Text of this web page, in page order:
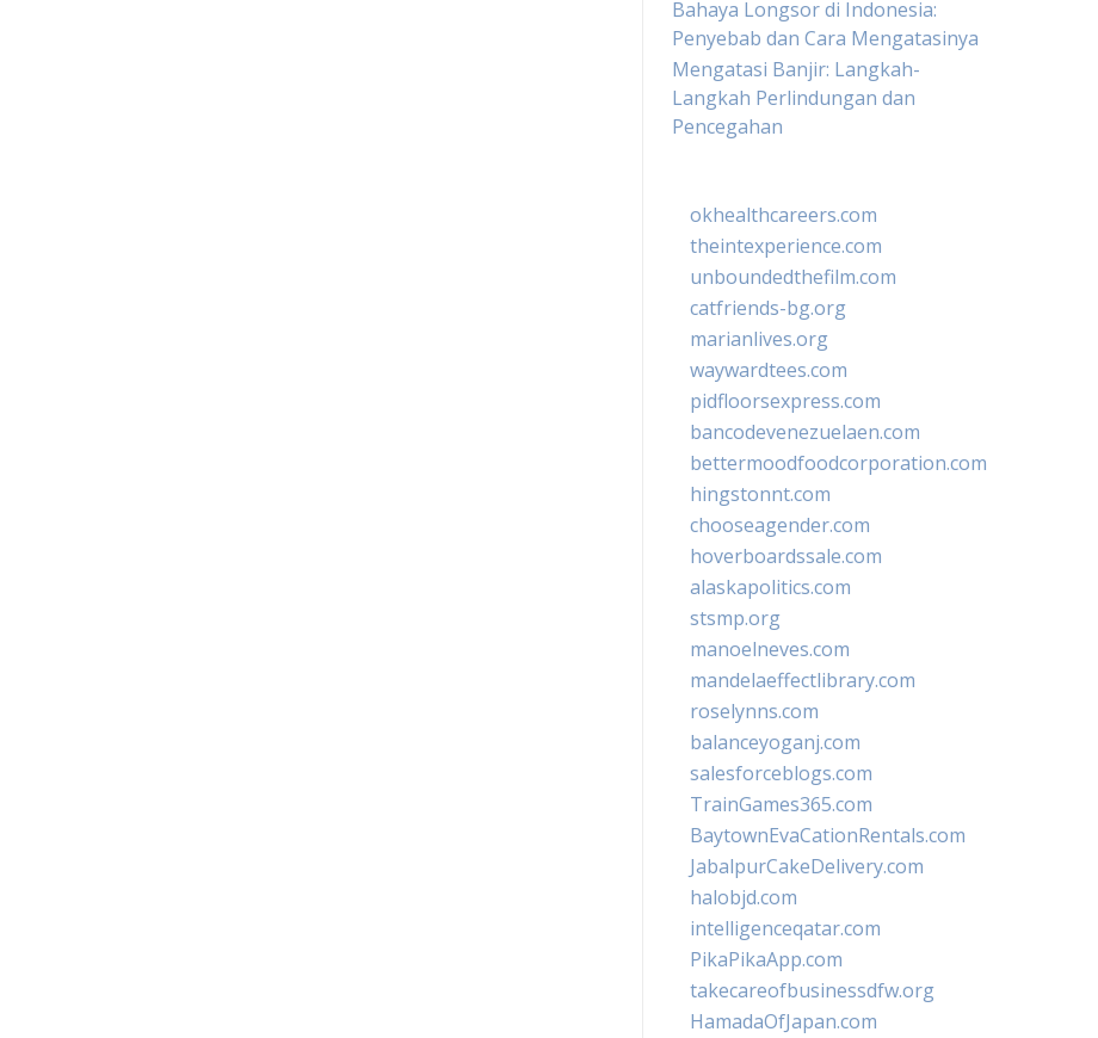
Bahaya Longsor di Indonesia:
Penyebab dan Cara Mengatasinya
Mengatasi Banjir: Langkah-
Langkah Perlindungan dan
Pencegahan
okhealthcareers.com
theintexperience.com
unboundedthefilm.com
catfriends-bg.org
marianlives.org
waywardtees.com
pidfloorsexpress.com
bancodevenezuelaen.com
bettermoodfoodcorporation.com
hingstonnt.com
chooseagender.com
hoverboardssale.com
alaskapolitics.com
stsmp.org
manoelneves.com
mandelaeffectlibrary.com
roselynns.com
balanceyoganj.com
salesforceblogs.com
TrainGames365.com
BaytownEvaCationRentals.com
JabalpurCakeDelivery.com
halobjd.com
intelligenceqatar.com
PikaPikaApp.com
takecareofbusinessdfw.org
HamadaOfJapan.com